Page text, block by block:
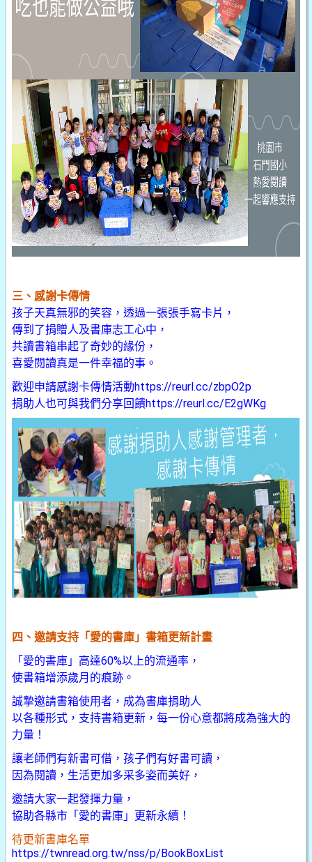
三、感謝卡傳情
孩子天真無邪的笑容，透過一張張手寫卡片，
傳到了捐贈人及書庫志工心中，
共讀書箱串起了奇妙的緣份，
喜愛閱讀真是一件幸福的事。
歡迎申請感謝卡傳情活動https://reurl.cc/zbpO2p
捐助人也可與我們分享回饋https://reurl.cc/E2gWKg
四、邀請支持「愛的書庫」書箱更新計畫
「愛的書庫」高達60%以上的流通率，
使書箱增添歲月的痕跡。
誠摯邀請書箱使用者，成為書庫捐助人
以各種形式，支持書箱更新，每一份心意都將成為強大的
力量！
讓老師們有新書可借，孩子們有好書可讀，
因為閱讀，生活更加多采多姿而美好，
邀請大家一起發揮力量，
協助各縣市「愛的書庫」更新永續！
待更新書庫名單
https://twnread.org.tw/nss/p/BookBoxList